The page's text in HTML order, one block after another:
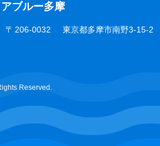
ブルー多摩
〒 206-0032 東京都多摩市南野3-15-2
Reserved.